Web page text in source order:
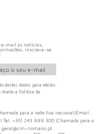
e-mail as notícias,
inscreva-se
destes dados para efeitos
a Política de
para a rede fixa nacional)Email:
+351 243 999 300 (Chamada para a
geral@cm-riomaior.pt